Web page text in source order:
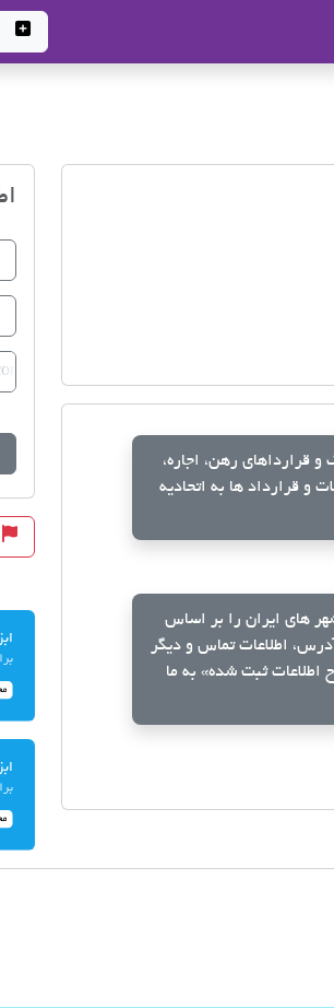
قرارداهای رهن، اجاره،
و قرارداد ها به اتحادیه
های ایران را بر اساس
اطلاعات تماس و دیگر
اطلاعات ثبت شده» به ما